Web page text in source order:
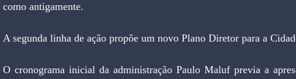
como antigamente.
A segunda linha de ação propõe um novo Plano Diretor para a
O cronograma inicial da administração Paulo Maluf previa a